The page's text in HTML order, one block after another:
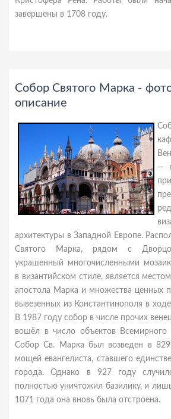
завершены в 1708 году.
Собор Святого Марка -
описание
—
архитектуры в Западной Европе.
Святого Марка, рядом с
украшенный многочисленными
в византийском стиле, является
апостола Марка и множества ценных
вывезенных из Константинополя в
В 1987 году собор в числе прочих
вошёл в число объектов
Собор Св. Марка был возведен в 829
мощей евангелиста, ставшего
города. Однако в 927 году
полностью уничтожил базилику, и
1071 года она вновь была отстроена.